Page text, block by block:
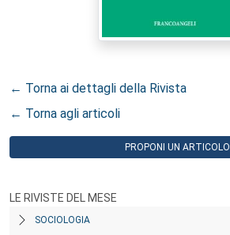
← Torna ai dettagli della Rivista
← Torna agli articoli
PROPONI UN ARTICOLO
LE RIVISTE DEL MESE
SOCIOLOGIA